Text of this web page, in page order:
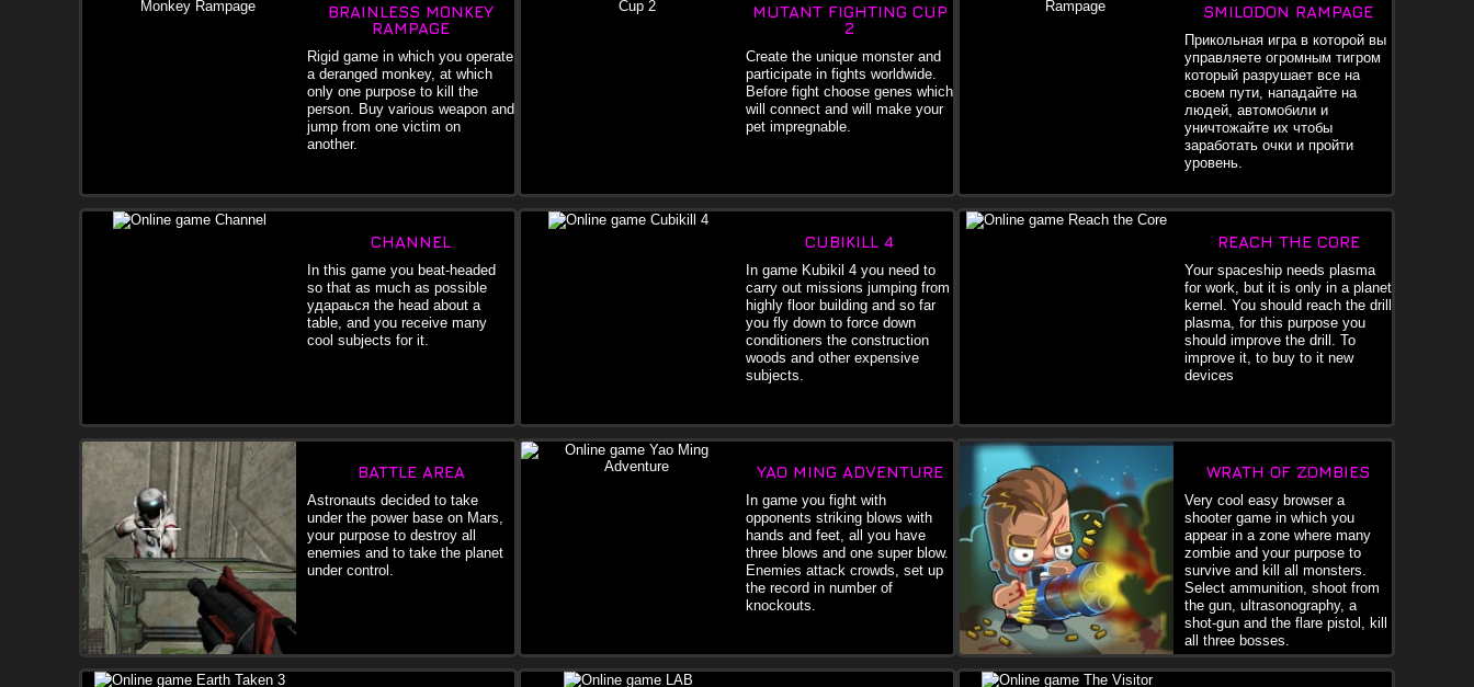
BRAINLESS MONKEY
RAMPAGE
Rigid game in which you operate
a deranged monkey, at which
only one purpose to kill the
person. Buy various weapon and
jump from one victim on
another.
MUTANT FIGHTING CUP
2
Create the unique monster and
participate in fights worldwide.
Before fight choose genes which
will connect and will make your
pet impregnable.
SMILODON RAMPAGE
Прикольная игра в которой вы
управляете огромным тигром
который разрушает все на
своем пути, нападайте на
людей, автомобили и
уничтожайте их чтобы
заработать очки и пройти
уровень.
CHANNEL
In this game you beat-headed
so that as much as possible
удараься the head about a
table, and you receive many
cool subjects for it.
CUBIKILL 4
In game Kubikil 4 you need to
carry out missions jumping from
highly floor building and so far
you fly down to force down
conditioners the construction
woods and other expensive
subjects.
REACH THE CORE
Your spaceship needs plasma
for work, but it is only in a planet
kernel. You should reach the drill
plasma, for this purpose you
should improve the drill. To
improve it, to buy to it new
devices
BATTLE AREA
Astronauts decided to take
under the power base on Mars,
your purpose to destroy all
enemies and to take the planet
under control.
YAO MING ADVENTURE
In game you fight with
opponents striking blows with
hands and feet, all you have
three blows and one super blow.
Enemies attack crowds, set up
the record in number of
knockouts.
WRATH OF ZOMBIES
Very cool easy browser a
shooter game in which you
appear in a zone where many
zombie and your purpose to
survive and kill all monsters.
Select ammunition, shoot from
the gun, ultrasonography, a
shot-gun and the flare pistol, kill
all three bosses.